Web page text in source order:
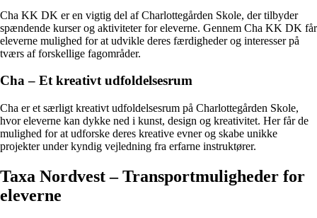
Cha KK DK er en vigtig del af Charlottegården Skole, der tilbyder
spændende kurser og aktiviteter for eleverne. Gennem Cha KK DK får
eleverne mulighed for at udvikle deres færdigheder og interesser på
tværs af forskellige fagområder.
Cha – Et kreativt udfoldelsesrum
Cha er et særligt kreativt udfoldelsesrum på Charlottegården Skole,
hvor eleverne kan dykke ned i kunst, design og kreativitet. Her får de
mulighed for at udforske deres kreative evner og skabe unikke
projekter under kyndig vejledning fra erfarne instruktører.
Taxa Nordvest – Transportmuligheder for
eleverne